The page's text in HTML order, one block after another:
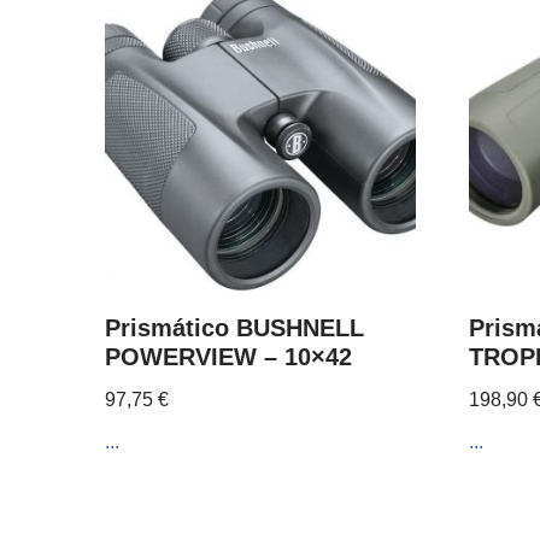
Prismático BUSHNELL
POWERVIEW – 10×42
97,75 €
...
198,90
...